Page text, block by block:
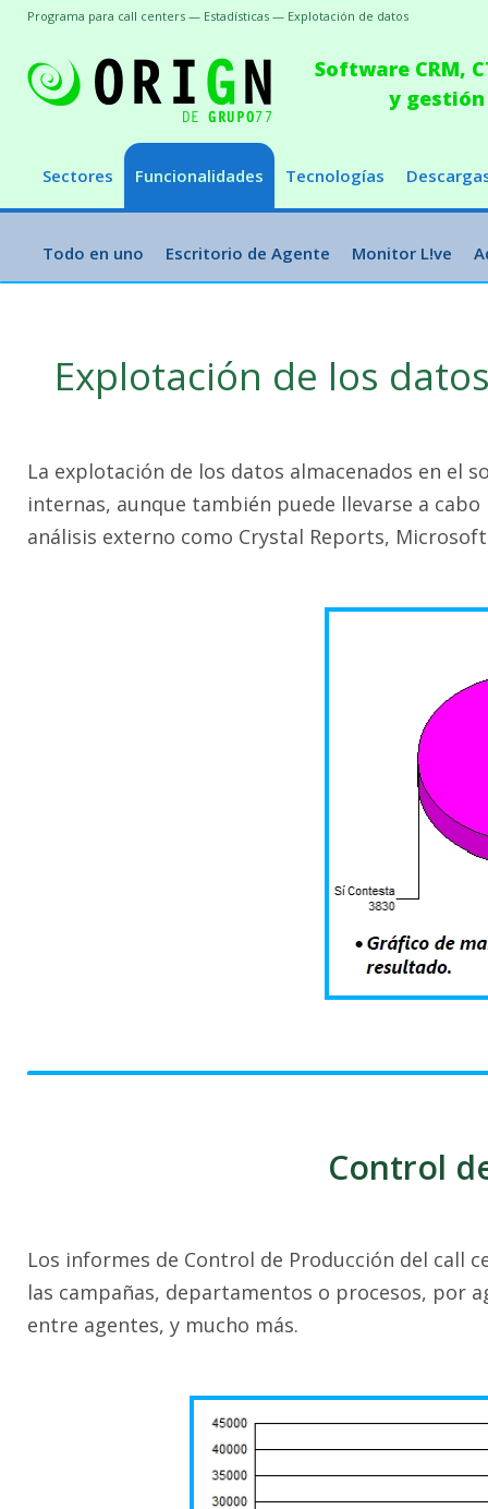
Software CRM,
y
Sectores Funcionalidades Tecnologías
Todo en uno Escritorio de Agente Monitor L!ve
Programa para call centers — Estadísticas — Explotación de datos
Explotación de los
La explotación de los datos almacenados en el
internas, aunque también puede llevarse a
análisis externo como Crystal Reports, Microsoft
Control
Los informes de Control de Producción del call
las campañas, departamentos o procesos, por
entre agentes, y mucho más.